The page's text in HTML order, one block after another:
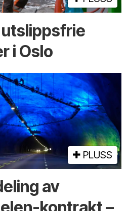
utslippsfrie
i Oslo
PLUSS
av